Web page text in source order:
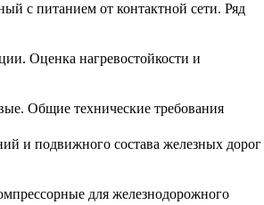
с питанием от контактной сети. Ряд
Оценка нагревостойкости и
Общие технические требования
и подвижного состава железных дорог
для железнодорожного